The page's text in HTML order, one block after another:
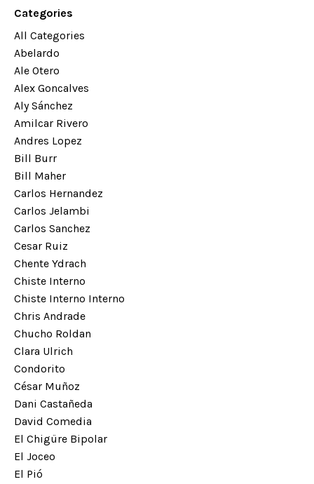
Categories
All Categories
Abelardo
Ale Otero
Alex Goncalves
Aly Sánchez
Amilcar Rivero
Andres Lopez
Bill Burr
Bill Maher
Carlos Hernandez
Carlos Jelambi
Carlos Sanchez
Cesar Ruiz
Chente Ydrach
Chiste Interno
Chiste Interno Interno
Chris Andrade
Chucho Roldan
Clara Ulrich
Condorito
César Muñoz
Dani Castañeda
David Comedia
El Chigüre Bipolar
El Joceo
El Pió